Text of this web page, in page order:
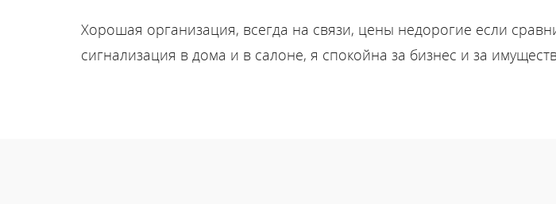
Хорошая организация, всегда на связи, цены недорогие если
сигнализация в дома и в салоне, я спокойна за бизнес и за